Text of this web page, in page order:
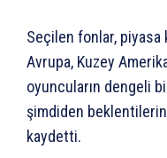
Seçilen fonlar, piyasa
Avrupa, Kuzey
oyuncuların dengeli bir
şimdiden
kaydetti.